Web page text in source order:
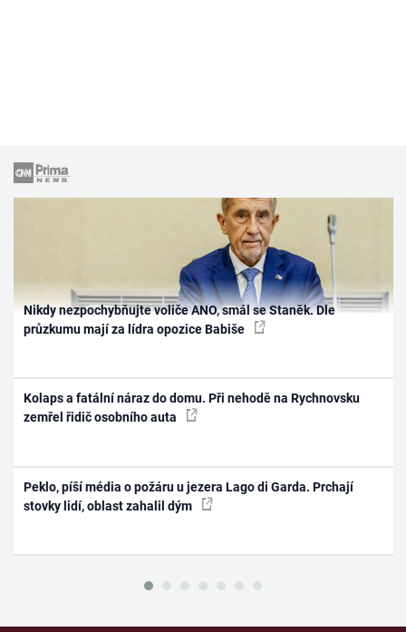
Nikdy nezpochybňujte voliče ANO, smál se Staněk. Dle
průzkumu mají za lídra opozice Babiše
Kolaps a fatální náraz do domu. Při nehodě na Rychnovsku
zemřel řidič osobního auta
Peklo, píší média o požáru u jezera Lago di Garda. Prchají
stovky lidí, oblast zahalil dým